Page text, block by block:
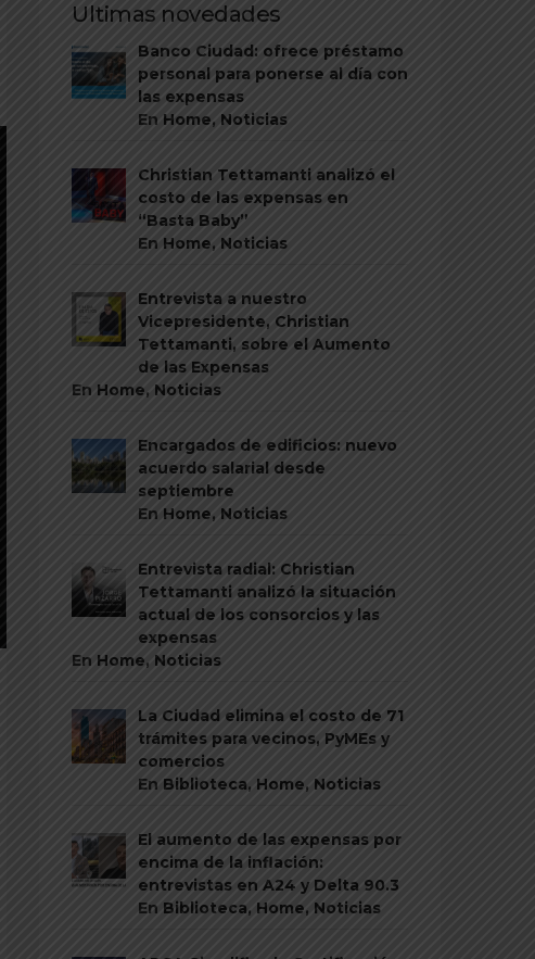
Ultimas novedades
Banco Ciudad: ofrece préstamo
personal para ponerse al día con
las expensas
En Home, Noticias
Christian Tettamanti analizó el
costo de las expensas en
“Basta Baby”
En Home, Noticias
Entrevista a nuestro
Vicepresidente, Christian
Tettamanti, sobre el Aumento
de las Expensas
En Home, Noticias
Encargados de edificios: nuevo
acuerdo salarial desde
septiembre
En Home, Noticias
Entrevista radial: Christian
Tettamanti analizó la situación
actual de los consorcios y las
expensas
En Home, Noticias
La Ciudad elimina el costo de 71
trámites para vecinos, PyMEs y
comercios
En Biblioteca, Home, Noticias
El aumento de las expensas por
encima de la inflación:
entrevistas en A24 y Delta 90.3
En Biblioteca, Home, Noticias